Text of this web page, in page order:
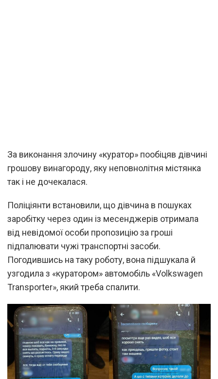
За виконання злочину «куратор» пообіцяв дівчині
грошову винагороду, яку неповнолітня містянка
так і не дочекалася.
Поліціянти встановили, що дівчина в пошуках
заробітку через один із месенджерів отримала
від невідомої особи пропозицію за гроші
підпалювати чужі транспортні засоби.
Погодившись на таку роботу, вона підшукала й
узгодила з «куратором» автомобіль «Volkswagen
Transporter», який треба спалити.